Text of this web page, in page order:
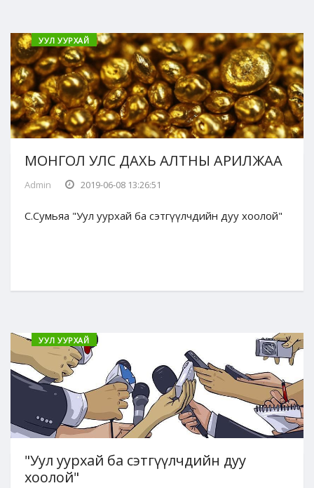
УУЛ УУРХАЙ
МОНГОЛ УЛС ДАХЬ АЛТНЫ АРИЛЖАА
Admin 2019-06-08 13:26:51
С.Сумьяа "Уул уурхай ба сэтгүүлчдийн дуу хоолой"
УУЛ УУРХАЙ
"Уул уурхай ба сэтгүүлчдийн дуу
хоолой"